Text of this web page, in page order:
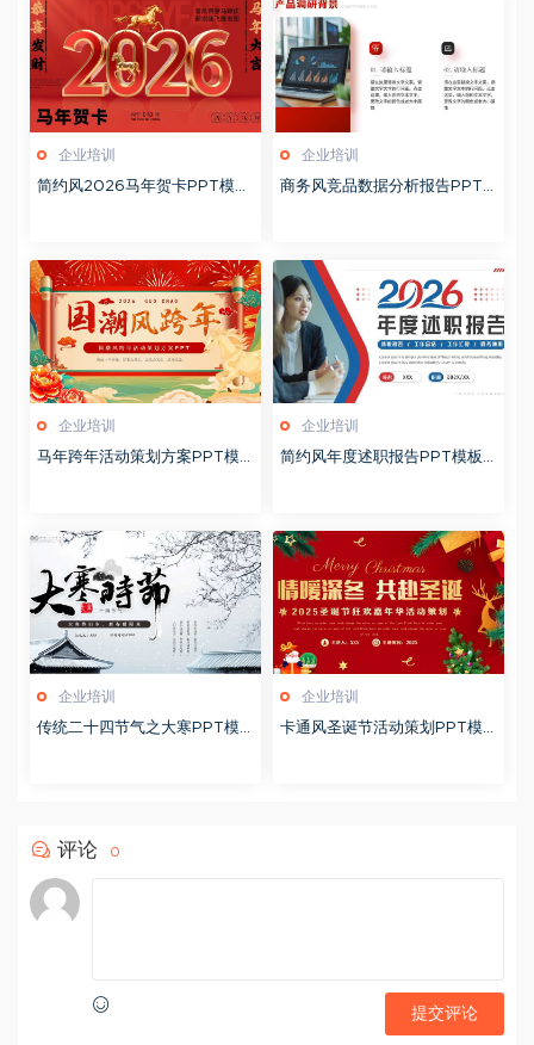
企业培训
简约风2026马年贺卡PPT模板
企业培训
商务风竞品数据分析报告PPT
企业培训
马年跨年活动策划方案PPT模
企业培训
简约风年度述职报告PPT模板2
企业培训
传统二十四节气之大寒PPT模
企业培训
卡通风圣诞节活动策划PPT模
评论 0
提交评论